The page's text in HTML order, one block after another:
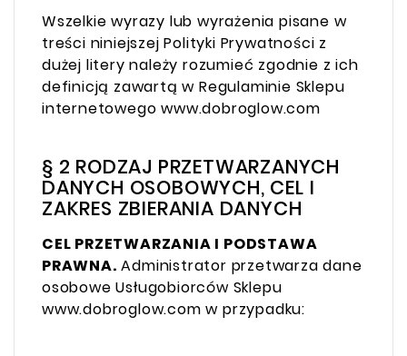
Wszelkie wyrazy lub wyrażenia pisane w
treści niniejszej Polityki Prywatności z
dużej litery należy rozumieć zgodnie z ich
definicją zawartą w Regulaminie Sklepu
internetowego www.dobroglow.com
§ 2 RODZAJ PRZETWARZANYCH
DANYCH OSOBOWYCH, CEL I
ZAKRES ZBIERANIA DANYCH
CEL PRZETWARZANIA I PODSTAWA
PRAWNA. Administrator przetwarza dane
osobowe Usługobiorców Sklepu
www.dobroglow.com w przypadku: